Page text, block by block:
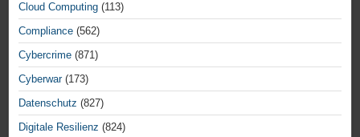
Cloud Computing (113)
Compliance (562)
Cybercrime (871)
Cyberwar(173)
Datenschutz (827)
Digitale Resilienz (824)